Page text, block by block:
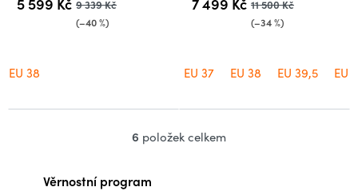
9 339 Kč
(–40 %)
EU 38
11 500 Kč
(–34 %)
EU 37 EU 38 EU 39,5 EU
O
6 položek celkem
Věrnostní program